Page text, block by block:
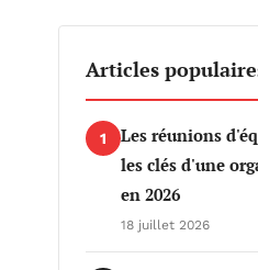
Articles
1
Les réunions
les clés d'une
en 2026
18 juillet 2026